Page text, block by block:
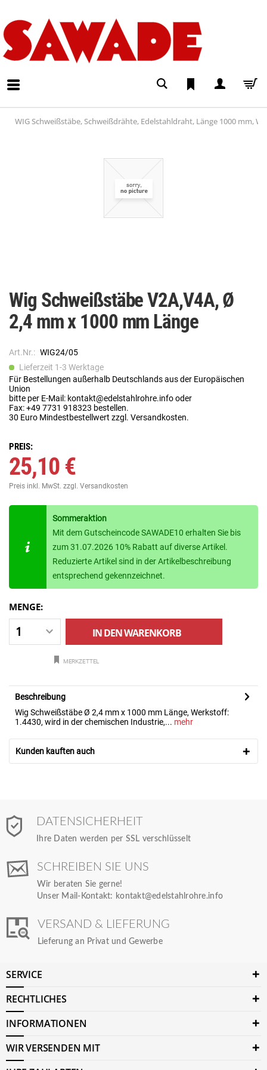
WIG Schweißstäbe, Schweißdrähte, Edelstahldraht, Länge 1000 mm,
Wig Schweißstäbe V2A,V4A, Ø
2,4 mm x 1000 mm Länge
Art.Nr.: WIG24/05
Lieferzeit 1-3 Werktage
Für Bestellungen außerhalb Deutschlands aus der Europäischen
Union
bitte per E-Mail: kontakt@edelstahlrohre.info oder
Fax: +49 7731 918323 bestellen.
30 Euro Mindestbestellwert zzgl. Versandkosten.
PREIS:
25,10 €
Preis inkl. MwSt. zzgl. Versandkosten
Sommeraktion
Mit dem Gutscheincode SAWADE10 erhalten Sie bis
zum 31.07.2026 10% Rabatt auf diverse Artikel.
Reduzierte Artikel sind in der Artikelbeschreibung
entsprechend gekennzeichnet.
MENGE:
IN DENWARENKORB
MERKZETTEL
Beschreibung
Wig Schweißstäbe Ø 2,4 mm x 1000 mm Länge, Werkstoff:
1.4430, wird in der chemischen Industrie,... mehr
Kunden kauften auch
DATENSICHERHEIT
Ihre Daten werden per SSL verschlüsselt
SCHREIBEN SIE UNS
Wir beraten Sie gerne!
Unser Mail-Kontakt: kontakt@edelstahlrohre.info
VERSAND & LIEFERUNG
Lieferung an Privat und Gewerbe
SERVICE
RECHTLICHES
INFORMATIONEN
WIR VERSENDEN MIT